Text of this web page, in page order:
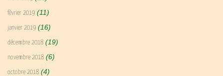
février 2019 (11)
janvier 2019 (16)
décembre 2018 (19)
novembre 2018 (6)
octobre 2018 (4)